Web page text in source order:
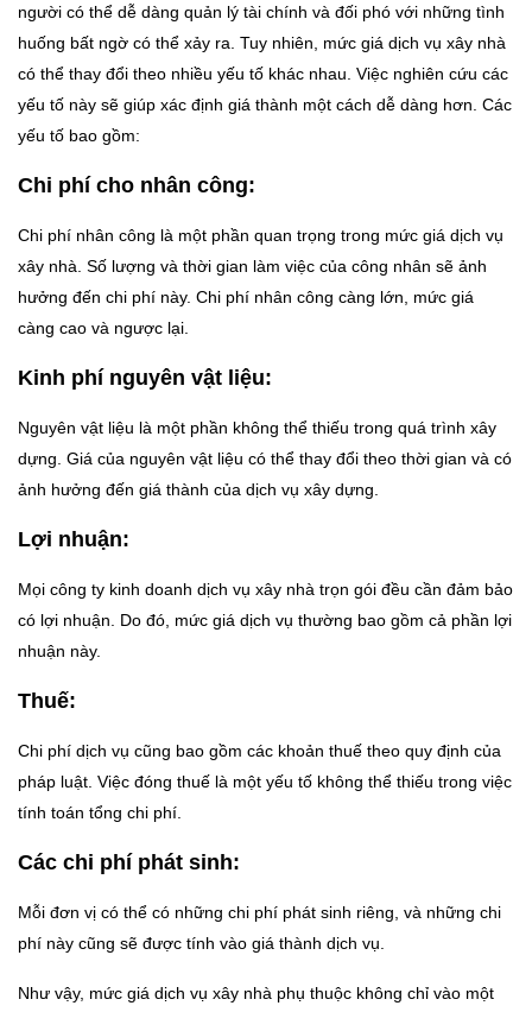
người có thể dễ dàng quản lý tài chính và đối phó với những tình
huống bất ngờ có thể xảy ra. Tuy nhiên, mức giá dịch vụ xây nhà
có thể thay đổi theo nhiều yếu tố khác nhau. Việc nghiên cứu các
yếu tố này sẽ giúp xác định giá thành một cách dễ dàng hơn. Các
yếu tố bao gồm:
Chi phí cho nhân công:
Chi phí nhân công là một phần quan trọng trong mức giá dịch vụ
xây nhà. Số lượng và thời gian làm việc của công nhân sẽ ảnh
hưởng đến chi phí này. Chi phí nhân công càng lớn, mức giá
càng cao và ngược lại.
Kinh phí nguyên vật liệu:
Nguyên vật liệu là một phần không thể thiếu trong quá trình xây
dựng. Giá của nguyên vật liệu có thể thay đổi theo thời gian và có
ảnh hưởng đến giá thành của dịch vụ xây dựng.
Lợi nhuận:
Mọi công ty kinh doanh dịch vụ xây nhà trọn gói đều cần đảm bảo
có lợi nhuận. Do đó, mức giá dịch vụ thường bao gồm cả phần lợi
nhuận này.
Thuế:
Chi phí dịch vụ cũng bao gồm các khoản thuế theo quy định của
pháp luật. Việc đóng thuế là một yếu tố không thể thiếu trong việc
tính toán tổng chi phí.
Các chi phí phát sinh:
Mỗi đơn vị có thể có những chi phí phát sinh riêng, và những chi
phí này cũng sẽ được tính vào giá thành dịch vụ.
Như vậy, mức giá dịch vụ xây nhà phụ thuộc không chỉ vào một